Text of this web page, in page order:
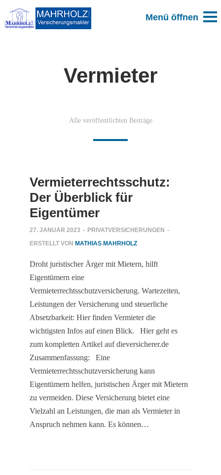
Vermieter
Alle veröffentlichten Beiträge
Vermieterrechtsschutz:
Der Überblick für
Eigentümer
27. JANUAR 2023 - PRIVATVERSICHERUNGEN -
ERSTELLT VON MATHIAS MAHRHOLZ
Droht juristischer Ärger mit Mietern, hilft
Eigentümern eine
Vermieterrechtsschutzversicherung. Wartezeiten,
Leistungen der Versicherung und steuerliche
Absetzbarkeit: Hier finden Vermieter die
wichtigsten Infos auf einen Blick. Hier geht es
zum kompletten Artikel auf dieversicherer.de
Zusammenfassung: Eine
Vermieterrechtsschutzversicherung kann
Eigentümern helfen, juristischen Ärger mit Mietern
zu vermeiden. Diese Versicherung bietet eine
Vielzahl an Leistungen, die man als Vermieter in
Anspruch nehmen kann. Es können…